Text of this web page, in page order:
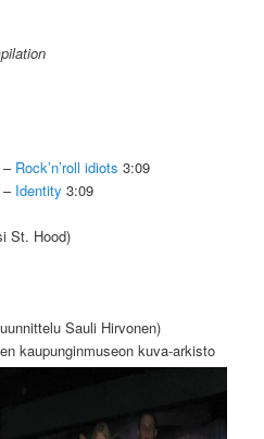
– Rock’n’roll idiots 3:09
– Identity 3:09
St. Hood)
Sauli Hirvonen)
kaupunginmuseon kuva-arkisto